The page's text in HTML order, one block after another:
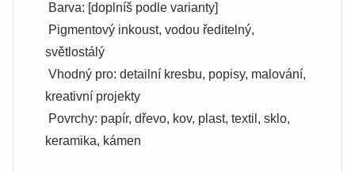
Barva: [doplníš podle varianty]
Pigmentový inkoust, vodou ředitelný,
světlostálý
Vhodný pro: detailní kresbu, popisy, malování,
kreativní projekty
Povrchy: papír, dřevo, kov, plast, textil, sklo,
keramika, kámen